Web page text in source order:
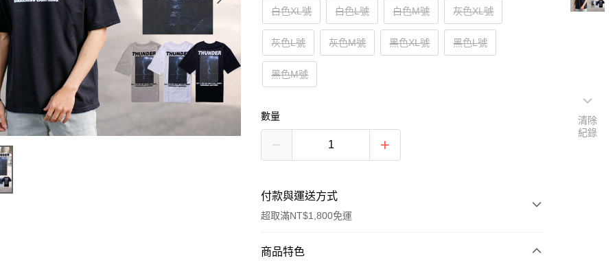
白色XL號 白色L號 白色M號 灰色XL號
灰色L號 灰色M號 黑色XL號 黑色L號
黑色M號
數量
付款與運送方式
超取滿NT$1,800免運
付款方式
商品特色
清除
紀錄